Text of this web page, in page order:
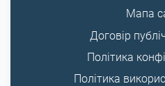
Мапа
Договір
Політика
Політика